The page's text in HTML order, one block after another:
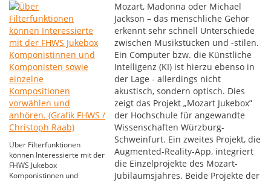
Über Filterfunktionen
können Interessierte mit der
FHWS Jukebox
Komponistinnen und
Mozart, Madonna oder Michael
Jackson – das menschliche Gehör
erkennt sehr schnell Unterschiede
zwischen Musikstücken und -stilen.
Ein Computer bzw. die Künstliche
Intelligenz (KI) ist hierzu ebenso in
der Lage - allerdings nicht
akustisch, sondern optisch. Dies
zeigt das Projekt „Mozart Jukebox”
der Hochschule für angewandte
Wissenschaften Würzburg-
Schweinfurt. Ein zweites Projekt, die
Augmented-Reality-App, integriert
die Einzelprojekte des Mozart-
Jubiläumsjahres. Beide Projekte der